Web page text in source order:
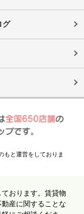
グ
もと運営をしておりま
おります。賃貸物
産に関することな